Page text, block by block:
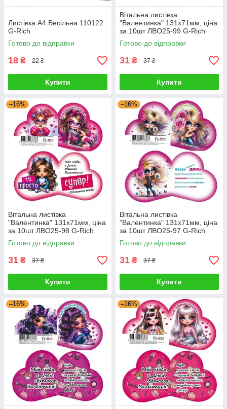
Листівка А4 Весільна 110122
G-Rich
Готово до відправки
18 ₴ 22 ₴
Купити
Вітальна листівка
"Валентинка" 131х71мм, ціна
за 10шт ЛВО25-99 G-Rich
Готово до відправки
31 ₴ 37 ₴
Купити
–16%
Вітальна листівка
"Валентинка" 131х71мм, ціна
за 10шт ЛВО25-98 G-Rich
Готово до відправки
31 ₴ 37 ₴
Купити
–16%
Вітальна листівка
"Валентинка" 131х71мм, ціна
за 10шт ЛВО25-97 G-Rich
Готово до відправки
31 ₴ 37 ₴
Купити
–16% –16%